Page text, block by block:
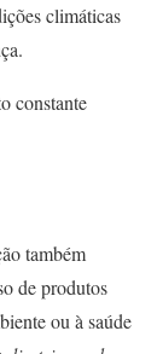
climáticas
constante
também
de produtos
ou à saúde